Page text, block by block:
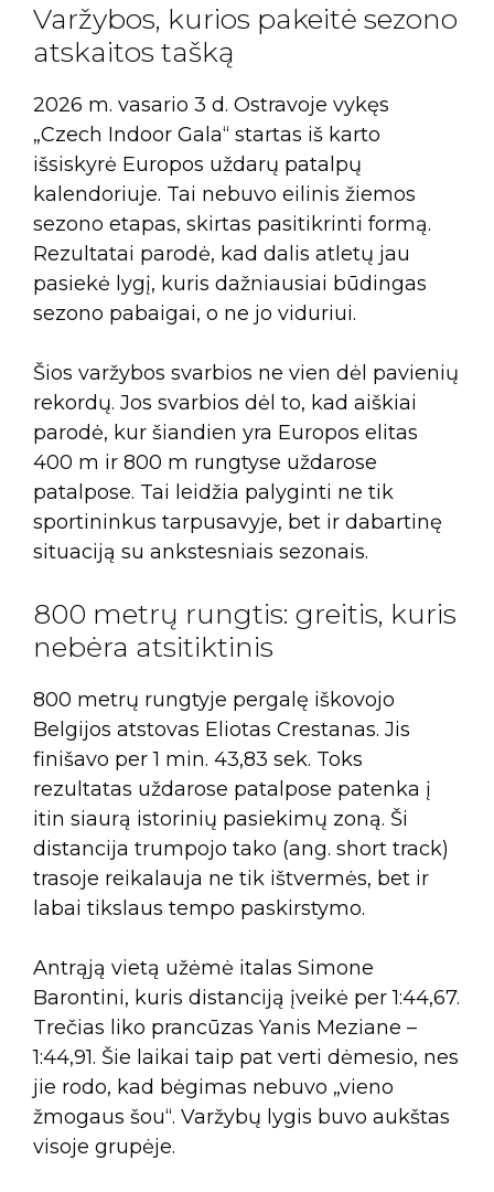
Varžybos, kurios pakeitė sezono
atskaitos tašką
2026 m. vasario 3 d. Ostravoje vykęs
„Czech Indoor Gala“ startas iš karto
išsiskyrė Europos uždarų patalpų
kalendoriuje. Tai nebuvo eilinis žiemos
sezono etapas, skirtas pasitikrinti formą.
Rezultatai parodė, kad dalis atletų jau
pasiekė lygį, kuris dažniausiai būdingas
sezono pabaigai, o ne jo viduriui.
Šios varžybos svarbios ne vien dėl pavienių
rekordų. Jos svarbios dėl to, kad aiškiai
parodė, kur šiandien yra Europos elitas
400 m ir 800 m rungtyse uždarose
patalpose. Tai leidžia palyginti ne tik
sportininkus tarpusavyje, bet ir dabartinę
situaciją su ankstesniais sezonais.
800 metrų rungtis: greitis, kuris
nebėra atsitiktinis
800 metrų rungtyje pergalę iškovojo
Belgijos atstovas Eliotas Crestanas. Jis
finišavo per 1 min. 43,83 sek. Toks
rezultatas uždarose patalpose patenka į
itin siaurą istorinių pasiekimų zoną. Ši
distancija trumpojo tako (ang. short track)
trasoje reikalauja ne tik ištvermės, bet ir
labai tikslaus tempo paskirstymo.
Antrąją vietą užėmė italas Simone
Barontini, kuris distanciją įveikė per 1:44,67.
Trečias liko prancūzas Yanis Meziane –
1:44,91. Šie laikai taip pat verti dėmesio, nes
jie rodo, kad bėgimas nebuvo „vieno
žmogaus šou“. Varžybų lygis buvo aukštas
visoje grupėje.